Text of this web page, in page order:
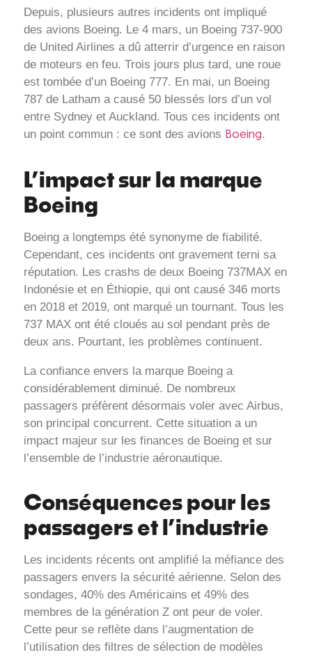
Depuis, plusieurs autres incidents ont impliqué
des avions Boeing. Le 4 mars, un Boeing 737-900
de United Airlines a dû atterrir d’urgence en raison
de moteurs en feu. Trois jours plus tard, une roue
est tombée d’un Boeing 777. En mai, un Boeing
787 de Latham a causé 50 blessés lors d’un vol
entre Sydney et Auckland. Tous ces incidents ont
un point commun : ce sont des avions Boeing.
L’impact sur la marque
Boeing
Boeing a longtemps été synonyme de fiabilité.
Cependant, ces incidents ont gravement terni sa
réputation. Les crashs de deux Boeing 737MAX en
Indonésie et en Éthiopie, qui ont causé 346 morts
en 2018 et 2019, ont marqué un tournant. Tous les
737 MAX ont été cloués au sol pendant près de
deux ans. Pourtant, les problèmes continuent.
La confiance envers la marque Boeing a
considérablement diminué. De nombreux
passagers préfèrent désormais voler avec Airbus,
son principal concurrent. Cette situation a un
impact majeur sur les finances de Boeing et sur
l’ensemble de l’industrie aéronautique.
Conséquences pour les
passagers et l’industrie
Les incidents récents ont amplifié la méfiance des
passagers envers la sécurité aérienne. Selon des
sondages, 40% des Américains et 49% des
membres de la génération Z ont peur de voler.
Cette peur se reflète dans l’augmentation de
l’utilisation des filtres de sélection de modèles